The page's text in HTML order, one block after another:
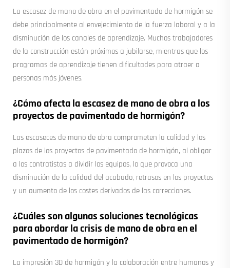
La escasez de mano de obra en el pavimentado de hormigón se
debe principalmente al envejecimiento de la fuerza laboral y a la
disminución de los canales de aprendizaje. Muchos trabajadores
de la construcción están próximos a jubilarse, mientras que los
programas de aprendizaje tienen dificultades para atraer a
personas más jóvenes.
¿Cómo afecta la escasez de mano de obra a los
proyectos de pavimentado de hormigón?
Las escaseces de mano de obra comprometen la calidad y los
plazos de los proyectos de pavimentado de hormigón, al obligar
a los contratistas a dividir los equipos, lo que provoca una
disminución de la calidad del acabado, retrasos en los proyectos
y un aumento de los costes derivados de las correcciones.
¿Cuáles son algunas soluciones tecnológicas
para abordar la crisis de mano de obra en el
pavimentado de hormigón?
La impresión 3D de hormigón y la colaboración entre humanos y